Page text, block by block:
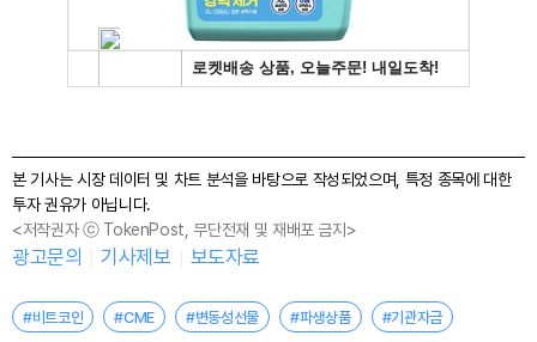
본 기사는 시장 데이터 및 차트 분석을 바탕으로 작성되었으며, 특정 종목에 대한
투자 권유가 아닙니다.
<저작권자 ⓒ TokenPost, 무단전재 및 재배포 금지>
광고문의 기사제보 보도자료
#비트코인 #CME #변동성선물 #파생상품 #기관자금